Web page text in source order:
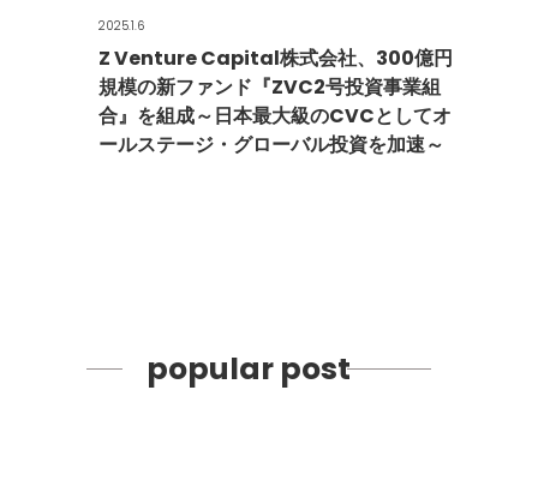
2025.1.6
Z Venture Capital株式会社、300億円
規模の新ファンド『ZVC2号投資事業組
合』を組成～日本最大級のCVCとしてオ
ールステージ・グローバル投資を加速～
popular post